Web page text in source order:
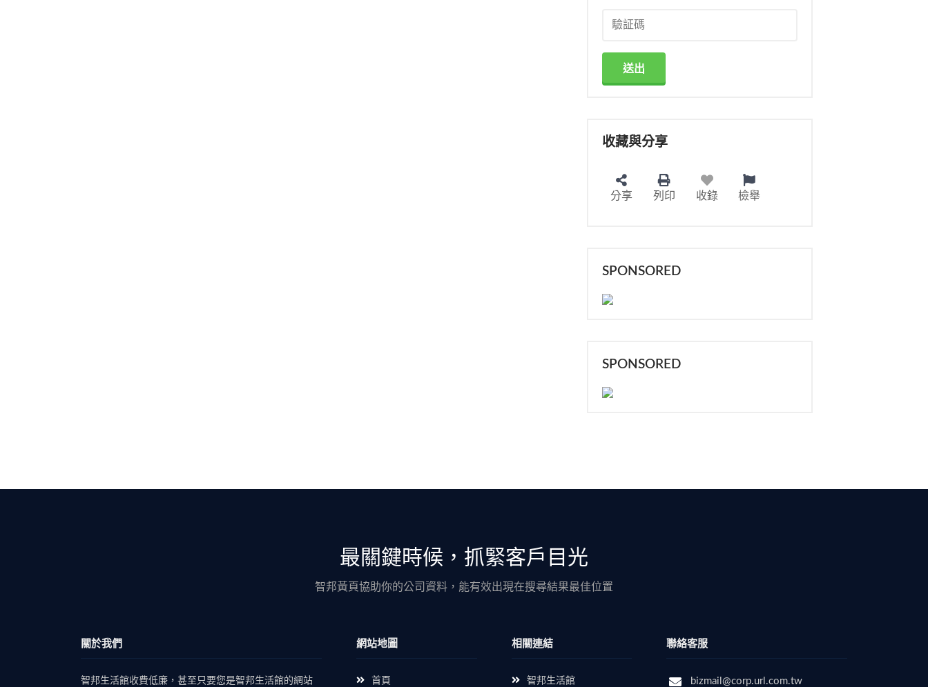
送出
收藏與分享
分享 列印 收錄 檢舉
SPONSORED
SPONSORED
最關鍵時候，抓緊客戶目光
智邦黃頁協助你的公司資料，能有效出現在搜尋結果最佳位置
關於我們
智邦生活館收費低廉，甚至只要您是智邦生活館的網站
網站地圖
首頁
相關連結
智邦生活館
聯絡客服
bizmail@corp.url.com.tw